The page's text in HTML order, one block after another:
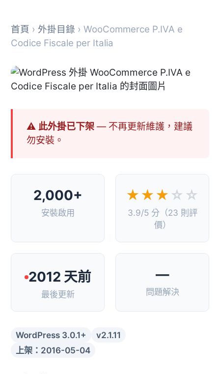
首頁 › 外掛目錄 › WooCommerce P.IVA e
Codice Fiscale per Italia
⚠ 此外掛已下架— 不再更新維護，建議
勿安裝。
2,000+
安裝啟用
★★★ ☆☆
3.9/5 分（23 則評
價）
2012 天前
最後更新
—
問題解決
WordPress 3.0.1+
v2.1.11
上架：2016-05-04